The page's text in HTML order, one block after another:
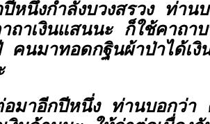
ปีหนึ่งกำลังบวงสรวง ท่า
ถาเงินแสนนะก็ใช้คาถา
คนมาทอดกฐินผ้าป่าได้เ
อมาอีกปีหนึ่ง ท่านบอกว่า